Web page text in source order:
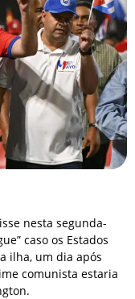
nesta segunda-
caso os Estados
ilha, um dia após
comunista estaria